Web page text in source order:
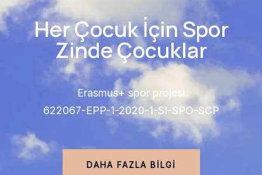
Her Çocuk İçin Spor
Zinde Çocuklar
Erasmus+ spor projesi
622067-EPP-1-2020-1-SI-SPO-SCP
DAHA FAZLA BİLGİ